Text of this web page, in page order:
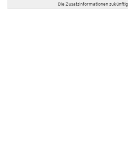
Die Zusatzinformationen